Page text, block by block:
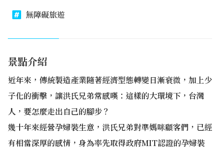
無障礙旅遊
景點介紹
近年來，傳統製造產業隨著經濟型態轉變日漸衰微，加上少
子化的衝擊，讓洪氏兄弟常感嘆：這樣的大環境下，台灣
人，要怎麼走出自己的腳步？
幾十年來經營孕婦裝生意，洪氏兄弟對準媽咪顧客們，已經
有相當深厚的感情，身為率先取得政府MIT認證的孕婦裝